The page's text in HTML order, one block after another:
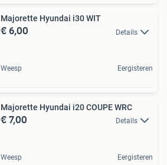
Majorette Hyundai i30 WIT
€ 6,00 Details
Weesp Eergisteren
Majorette Hyundai i20 COUPE WRC
€ 7,00 Details
Weesp Eergisteren